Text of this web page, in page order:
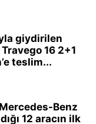
giydirilen
16 2+1
teslim...
Benz
12 aracın ilk